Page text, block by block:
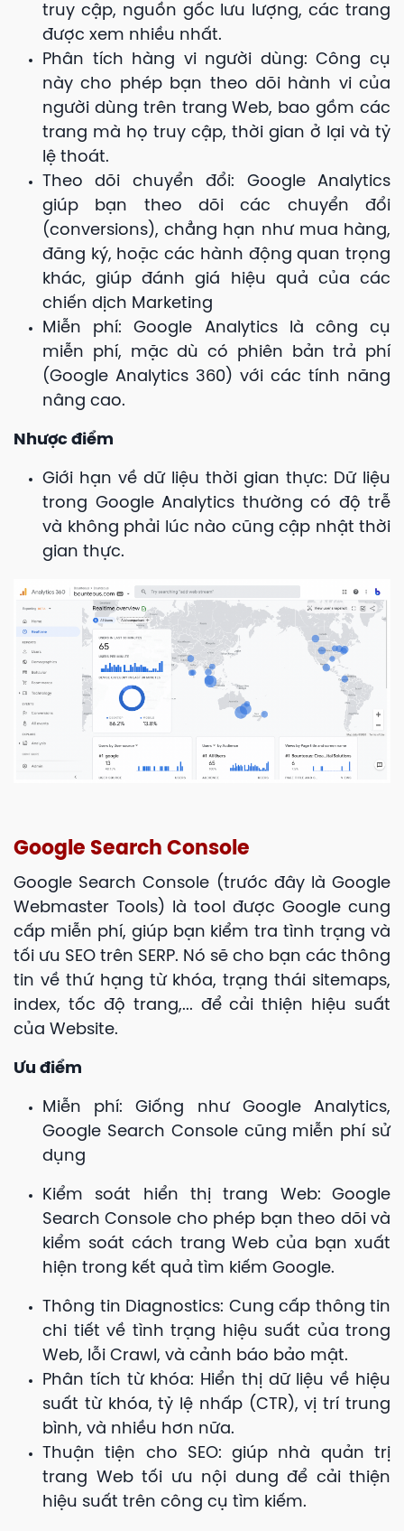
truy cập, nguồn gốc lưu lượng, các trang
được xem nhiều nhất.
Phân tích hàng vi người dùng: Công cụ
này cho phép bạn theo dõi hành vi của
người dùng trên trang Web, bao gồm các
trang mà họ truy cập, thời gian ở lại và tỷ
lệ thoát.
Theo dõi chuyển đổi: Google Analytics
giúp bạn theo dõi các chuyển đổi
(conversions), chẳng hạn như mua hàng,
đăng ký, hoặc các hành động quan trọng
khác, giúp đánh giá hiệu quả của các
chiến dịch Marketing
Miễn phí: Google Analytics là công cụ
miễn phí, mặc dù có phiên bản trả phí
(Google Analytics 360) với các tính năng
nâng cao.
Nhược điểm
Giới hạn về dữ liệu thời gian thực: Dữ liệu
trong Google Analytics thường có độ trễ
và không phải lúc nào cũng cập nhật thời
gian thực.
Google Search Console
Google Search Console (trước đây là Google
Webmaster Tools) là tool được Google cung
cấp miễn phí, giúp bạn kiểm tra tình trạng và
tối ưu SEO trên SERP. Nó sẽ cho bạn các thông
tin về thứ hạng từ khóa, trạng thái sitemaps,
index, tốc độ trang,... để cải thiện hiệu suất
của Website.
Ưu điểm
Miễn phí: Giống như Google Analytics,
Google Search Console cũng miễn phí sử
dụng
Kiểm soát hiển thị trang Web:
Google
Search Console cho phép bạn theo dõi và
kiểm soát cách trang Web của bạn xuất
hiện trong kết quả tìm kiếm Google.
Thông tin Diagnostics: Cung cấp thông tin
chi tiết về tình trạng hiệu suất của trong
Web, lỗi Crawl, và cảnh báo bảo mật.
Phân tích từ khóa: Hiển thị dữ liệu về hiệu
suất từ khóa, tỷ lệ nhấp (CTR), vị trí trung
bình, và nhiều hơn nữa.
Thuận tiện cho SEO: giúp nhà quản trị
trang Web tối ưu nội dung để cải thiện
hiệu suất trên công cụ tìm kiếm.